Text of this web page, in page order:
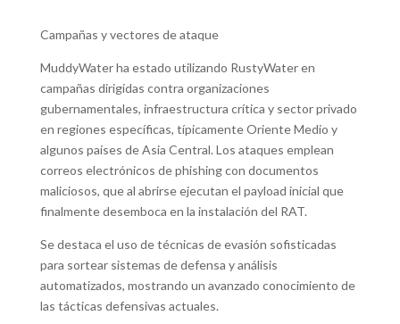
Campañas y vectores de ataque
MuddyWater ha estado utilizando RustyWater en
campañas dirigidas contra organizaciones
gubernamentales, infraestructura crítica y sector privado
en regiones específicas, típicamente Oriente Medio y
algunos países de Asia Central. Los ataques emplean
correos electrónicos de phishing con documentos
maliciosos, que al abrirse ejecutan el payload inicial que
finalmente desemboca en la instalación del RAT.
Se destaca el uso de técnicas de evasión sofisticadas
para sortear sistemas de defensa y análisis
automatizados, mostrando un avanzado conocimiento de
las tácticas defensivas actuales.